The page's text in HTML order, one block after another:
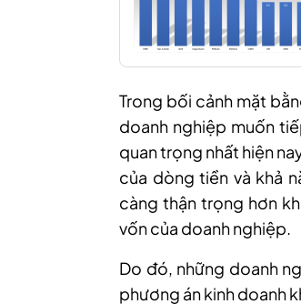
Trong bối cảnh mặt
doanh nghiệp muốn
quan trọng nhất hiện
của dòng tiền và khả
càng thận trọng hơn
vốn của doanh nghiệp.
Do đó, những doanh
phương án kinh doanh